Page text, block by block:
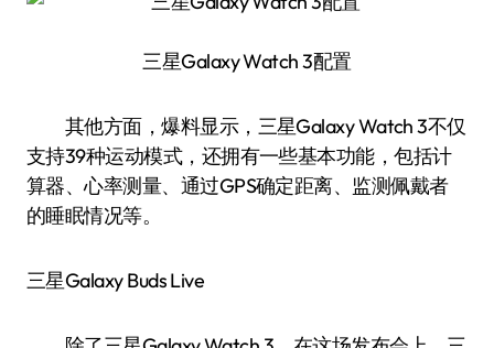
三星Galaxy Watch 3配置
其他方面，爆料显示，三星Galaxy Watch 3不仅
支持39种运动模式，还拥有一些基本功能，包括计
算器、心率测量、通过GPS确定距离、监测佩戴者
的睡眠情况等。
三星Galaxy Buds Live